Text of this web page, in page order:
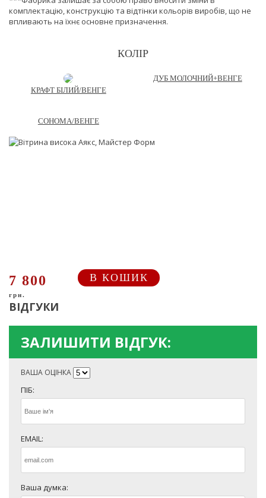
комплектацію, конструкцію та відтінки кольорів виробів, що не
впливають на їхнє основне призначення.
КОЛІР
КРАФТ БІЛИЙ/ВЕНГЕ
ДУБ МОЛОЧНИЙ+ВЕНГЕ
СОНОМА/ВЕНГЕ
7 800
грн.
В КОШИК
ВІДГУКИ
ЗАЛИШИТИ ВІДГУК:
ВАША ОЦІНКА
ПІБ:
EMAIL:
Ваша думка: